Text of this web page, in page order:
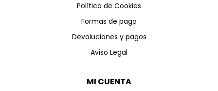
Política de Cookies
Formas de pago
Devoluciones y pagos
Aviso Legal
MI CUENTA